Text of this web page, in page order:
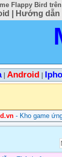
Flappy Bird
| Hướng dẫn
| Android
- Kho game